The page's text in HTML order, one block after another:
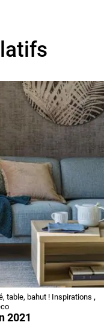
table, bahut ! Inspirations ,
2021